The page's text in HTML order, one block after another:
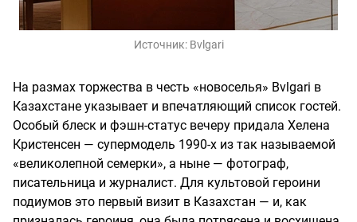
Источник: Bvlgari
На размах торжества в честь «новоселья» Bvlgari в
Казахстане указывает и впечатляющий список гостей.
Особый блеск и фэшн-статус вечеру придала Хелена
Кристенсен — супермодель 1990-х из так называемой
«великолепной семерки», а ныне — фотограф,
писательница и журналист. Для культовой героини
подиумов это первый визит в Казахстан — и, как